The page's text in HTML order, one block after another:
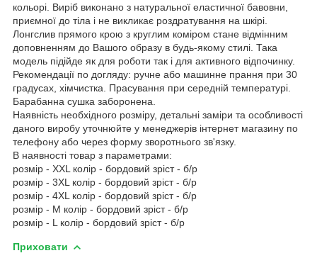
кольорі. Виріб виконано з натуральної еластичної бавовни,
приємної до тіла і не викликає роздратування на шкірі.
Лонгслив прямого крою з круглим коміром стане відмінним
доповненням до Вашого образу в будь-якому стилі. Така
модель підійде як для роботи так і для активного відпочинку.
Рекомендації по догляду: ручне або машинне прання при 30
градусах, хімчистка. Прасування при середній температурі.
Барабанна сушка заборонена.
Наявність необхідного розміру, детальні заміри та особливості
даного виробу уточнюйте у менеджерів інтернет магазину по
телефону або через форму зворотнього зв'язку.
В наявності товар з параметрами:
розмір - XXL колір - бордовий зріст - б/р
розмір - 3XL колір - бордовий зріст - б/р
розмір - 4XL колір - бордовий зріст - б/р
розмір - M колір - бордовий зріст - б/р
розмір - L колір - бордовий зріст - б/р
Приховати